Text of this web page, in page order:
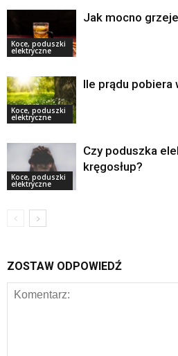
Koce, poduszki
elektryczne
Jak mocno
Koce, poduszki
elektryczne
Ile prądu pobiera
Koce, poduszki
elektryczne
Czy poduszka
kręgosłup?
ZOSTAW ODPOWIEDŹ